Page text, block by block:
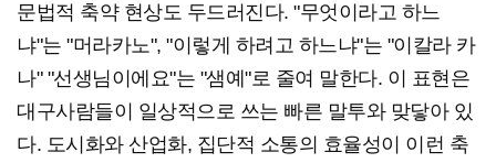
문법적 축약 현상도 두드러진다. "무엇이라고 하느
냐"는 "머라카노", "이렇게 하려고 하느냐"는 "이칼라 카
나" "선생님이에요"는 "샘예"로 줄여 말한다. 이 표현은
대구사람들이 일상적으로 쓰는 빠른 말투와 맞닿아 있
다. 도시화와 산업화, 집단적 소통의 효율성이 이런 축